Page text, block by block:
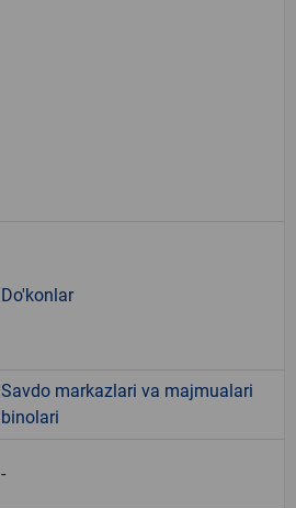
Do'konlar
Savdo markazlari va majmualari
binolari
-